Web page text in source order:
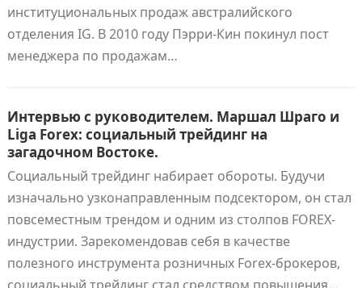
институциональных продаж австралийского
отделения IG. В 2010 году Пэрри-Кин покинул пост
менеджера по продажам…
Интервью с руководителем. Маршал Шраго и
Liga Forex: социальный трейдинг на
загадочном Востоке.
Социальный трейдинг набирает обороты. Будучи
изначально узконаправленным подсектором, он стал
повсеместным трендом и одним из столпов FOREX-
индустрии. Зарекомендовав себя в качестве
полезного инструмента розничных Forex-брокеров,